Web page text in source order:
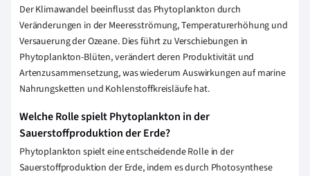
Der Klimawandel beeinflusst das Phytoplankton durch
Veränderungen in der Meeresströmung, Temperaturerhöhung und
Versauerung der Ozeane. Dies führt zu Verschiebungen in
Phytoplankton-Blüten, verändert deren Produktivität und
Artenzusammensetzung, was wiederum Auswirkungen auf marine
Nahrungsketten und Kohlenstoffkreisläufe hat.
Welche Rolle spielt Phytoplankton in der
Sauerstoffproduktion der Erde?
Phytoplankton spielt eine entscheidende Rolle in der
Sauerstoffproduktion der Erde, indem es durch Photosynthese